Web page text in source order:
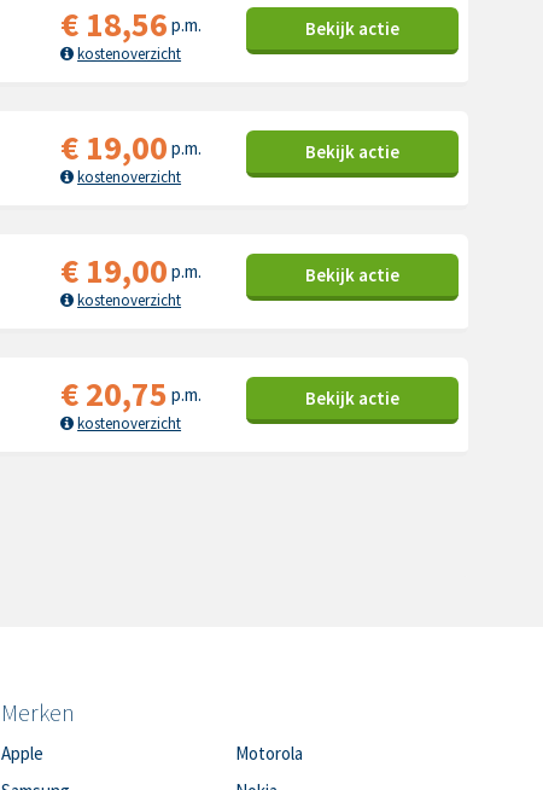
€ 18,56 p.m.
kostenoverzicht
Bekijk actie
€ 19,00 p.m.
kostenoverzicht
Bekijk actie
€ 19,00 p.m.
kostenoverzicht
Bekijk actie
€20,75 p.m.
kostenoverzicht
Bekijk actie
Merken
Apple
Motorola